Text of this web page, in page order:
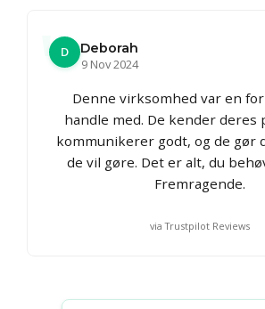
D
Deborah
9 Nov 2024
Denne virksomhed var en
handle med. De kender deres
kommunikerer godt, og de gør
de vil gøre. Det er alt, du
Fremragende.
via Trustpilot Reviews